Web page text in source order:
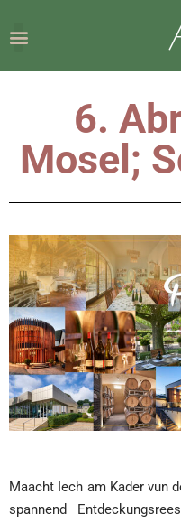
6.
Mosel;
Maacht Iech am Kader vun
spannend